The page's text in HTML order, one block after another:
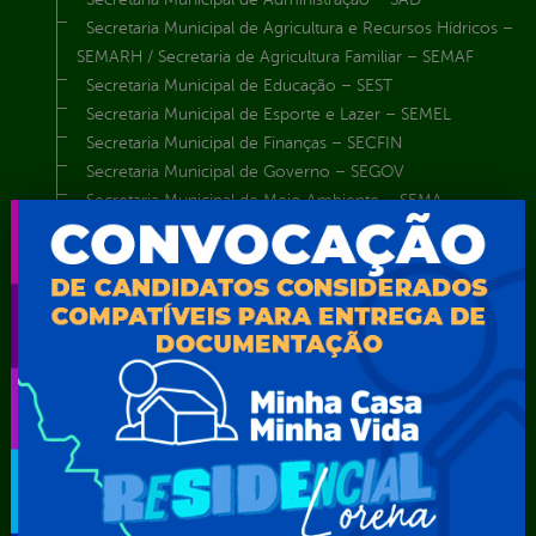
Secretaria Municipal de Agricultura e Recursos Hídricos –
SEMARH / Secretaria de Agricultura Familiar – SEMAF
Secretaria Municipal de Educação – SEST
Secretaria Municipal de Esporte e Lazer – SEMEL
Secretaria Municipal de Finanças – SECFIN
Secretaria Municipal de Governo – SEGOV
Secretaria Municipal de Meio Ambiente – SEMA
Secretaria Municipal de Planejamento e Gestão – SEPLAG
Secretaria Municipal de Relações Institucionais – SEMRI
Secretaria Municipal de Saúde – SMS
Secretaria Municipal de Serviços Públicos – SEMUSP
Superintendência de Trânsito e Transportes de Serra
Talhada-STTRANS
Transparência, Fiscalização e Controle
Portal da
Transparência
E-sic
Como
Outros
Serviços
Carta de